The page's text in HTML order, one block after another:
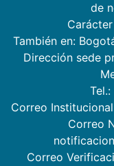
de
También en:
Dirección sede
Correo
Correo
Correo